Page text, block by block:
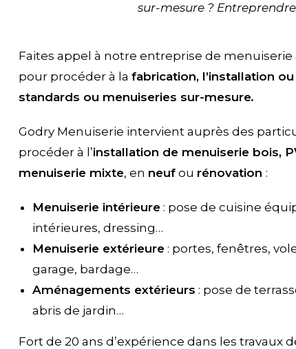
sur-mesure ?
Faites appel à notre entreprise de menuiserie
pour procéder à la fabrication, l’installation
standards ou menuiseries sur-mesure.
Godry Menuiserie intervient auprès des
procéder à l’installation de menuiserie bois,
menuiserie mixte, en neuf ou rénovation :
Menuiserie intérieure : pose de cuisine
intérieures, dressing…
Menuiserie extérieure : portes, fenêtres,
garage, bardage…
Aménagements extérieurs : pose de
abris de jardin…
Fort de 20 ans d’expérience dans les travaux